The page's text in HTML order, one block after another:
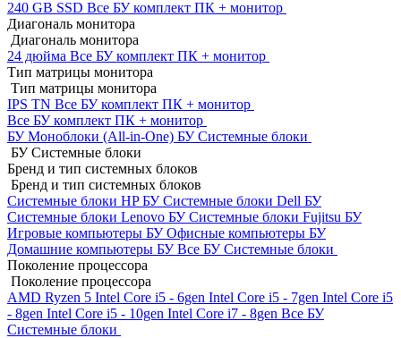
240 GB SSD Все БУ комплект ПК + монитор
Диагональ монитора
Диагональ монитора
24 дюйма Все БУ комплект ПК + монитор
Тип матрицы монитора
Тип матрицы монитора
IPS TN Все БУ комплект ПК + монитор
Все БУ комплект ПК + монитор
БУ Моноблоки (All-in-One) БУ Системные блоки
БУ Системные блоки
Бренд и тип системных блоков
Бренд и тип системных блоков
Системные блоки HP БУСистемные блоки Dell БУ
Системные блоки Lenovo БУСистемные блоки Fujitsu БУ
Игровые компьютеры БУОфисные компьютеры БУ
Домашние компьютеры БУВсе БУ Системные блоки
Поколение процессора
Поколение процессора
AMD Ryzen 5 Intel Core i5 - 6gen Intel Core i5 - 7gen Intel Core i5
- 8gen Intel Core i5 - 10gen Intel Core i7 - 8gen Все БУ
Системные блоки